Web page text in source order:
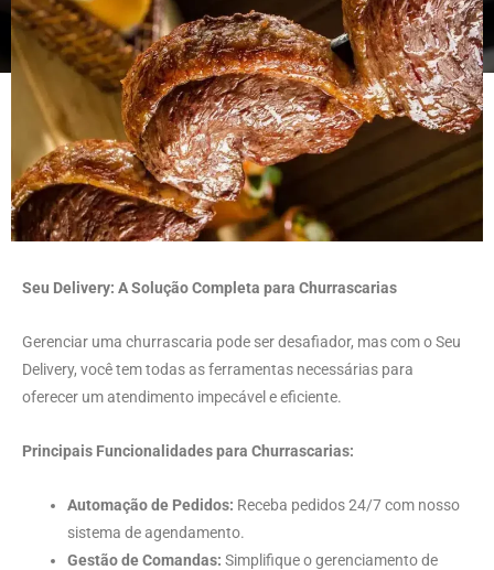
Seu Delivery: A Solução Completa para Churrascarias
Gerenciar uma churrascaria pode ser desafiador, mas com o Seu
Delivery, você tem todas as ferramentas necessárias para
oferecer um atendimento impecável e eficiente.
Principais Funcionalidades para Churrascarias:
Automação de Pedidos: Receba pedidos 24/7 com nosso
sistema de agendamento.
Gestão de Comandas: Simplifique o gerenciamento de